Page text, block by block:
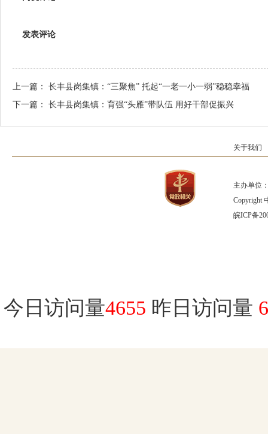
发表评论
上一篇： 长丰县岗集镇：“三聚焦” 托起“一老一小一弱”稳稳幸福
下一篇： 长丰县岗集镇：育强“头雁”带队伍 用好干部促振兴
关于我们
主办单位
Copyright
皖ICP备
今日访问量4655 昨日访问量